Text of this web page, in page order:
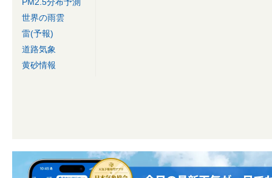
世界の雨雲
雷(予報)
道路気象
黄砂情報